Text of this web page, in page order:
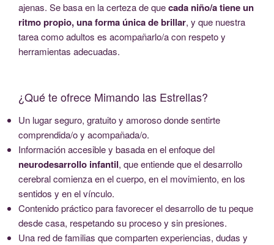
ajenas. Se basa en la certeza de quecada niño/a tiene un
ritmo propio, una forma única de brillar, y que nuestra
tarea como adultos es acompañarlo/a con respeto y
herramientas adecuadas.
¿Qué te ofrece Mimando las Estrellas?
Un lugar seguro, gratuito y amoroso donde sentirte
comprendida/o y acompañada/o.
Información accesible y basada en el enfoque del
neurodesarrollo infantil, que entiende que el desarrollo
cerebral comienza en el cuerpo, en el movimiento, en los
sentidos y en el vínculo.
Contenido práctico para favorecer el desarrollo de tu peque
desde casa, respetando su proceso y sin presiones.
Una red de familias que comparten experiencias, dudas y